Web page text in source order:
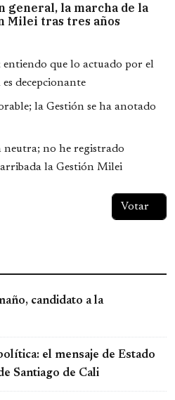
general, la marcha de la
Milei tras tres años
que lo actuado por el
decepcionante
la Gestión se ha anotado
no he registrado
arribada la Gestión Milei
candidato a la
el mensaje de Estado
Santiago de Cali